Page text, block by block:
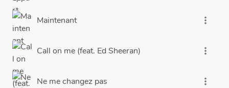
Maintenant more_vert
Call on me (feat. Ed Sheeran) more_vert
Ne me changez pas more_vert